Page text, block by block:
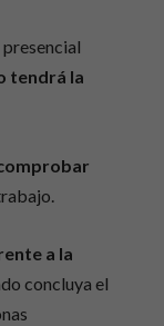
tendrá la
a la
concluya el